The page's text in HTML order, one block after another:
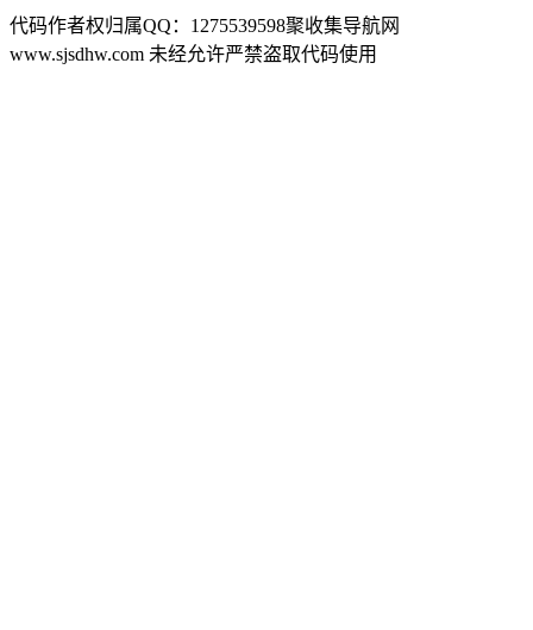
代码作者权归属QQ：1275539598聚收集导航网
www.sjsdhw.com 未经允许严禁盗取代码使用